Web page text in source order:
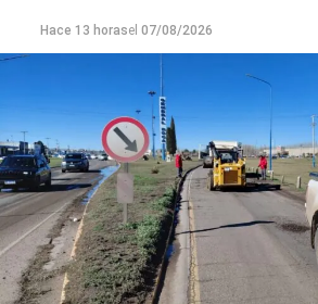
con las condiciones que presenta el río.
Hace 13 horasel 07/08/2026